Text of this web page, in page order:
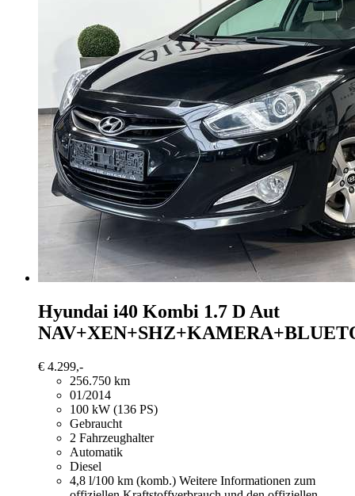
Hyundai i40 Kombi 1.7 D Aut
€ 4.299,-
256.750 km
01/2014
100 kW (136 PS)
Gebraucht
2 Fahrzeughalter
Automatik
Diesel
4,8 l/100 km (komb.) Weitere Informationen zum